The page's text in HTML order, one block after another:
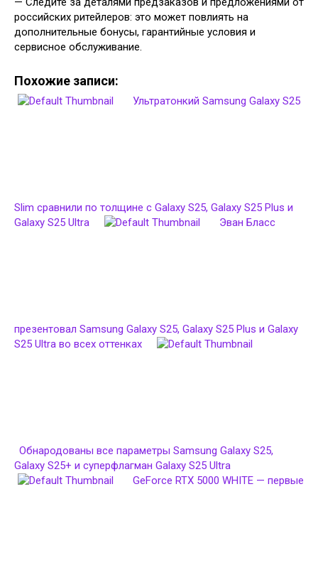
российских ритейлеров: это может повлиять на
дополнительные бонусы, гарантийные условия и
сервисное обслуживание.
Похожие записи:
Ультратонкий Samsung Galaxy S25
Slim сравнили по толщине с Galaxy S25, Galaxy S25 Plus и
Galaxy S25 Ultra
Эван Бласс
презентовал Samsung Galaxy S25, Galaxy S25 Plus и Galaxy
S25 Ultra во всех оттенках
Обнародованы все параметры Samsung Galaxy S25,
Galaxy S25+ и суперфлагман Galaxy S25 Ultra
GeForce RTX 5000 WHITE — первые